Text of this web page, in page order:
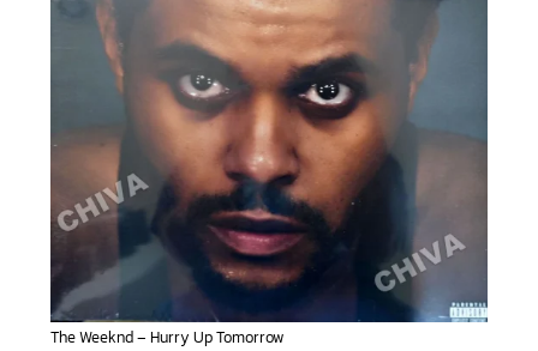
The Weeknd – Hurry Up Tomorrow